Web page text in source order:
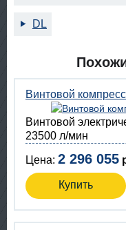
DL
Винтовой
Винтовой
23500 л/мин
Цена: 2 296 055
Купить